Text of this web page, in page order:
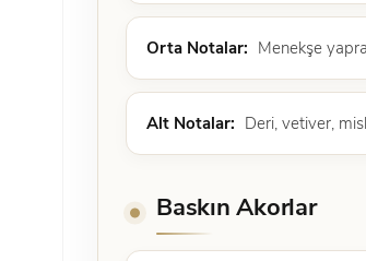
Orta Notalar: Menekşe
Alt Notalar: Deri, vetiver,
Baskın Akorlar